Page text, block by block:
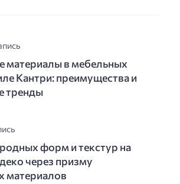
материалы в мебельных
Кантри: преимущества и
тренды
форм и текстур на
через призму
материалов